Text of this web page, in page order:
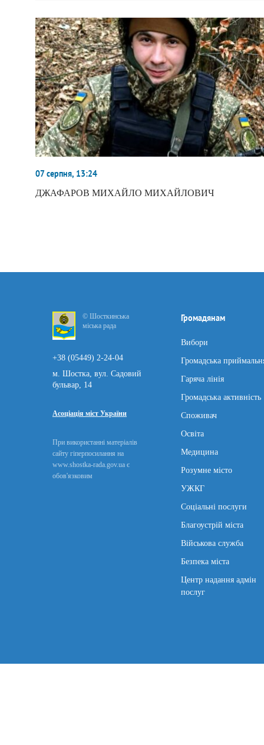
07 серпня, 13:24
ДЖАФАРОВ МИХАЙЛО МИХАЙЛОВИЧ
© Шосткинська
міська рада
+38 (05449) 2-24-04
м. Шостка, вул. Садовий
бульвар, 14
Асоціація міст України
При використанні матеріалів
сайту гіперпосилання на
www.shostka-rada.gov.ua є
обов'язковим
Громадянам
Вибори
Громадська
Гаряча лінія
Громадська активність
Споживач
Освіта
Медицина
Розумне місто
УЖКГ
Соціальні послуги
Благоустрій міста
Військова служба
Безпека міста
Центр надання адмін
послуг